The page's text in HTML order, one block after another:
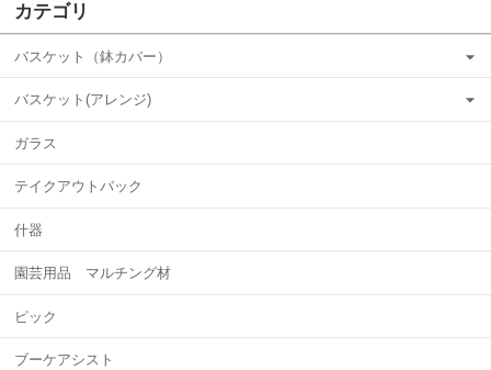
カテゴリ
バスケット（鉢カバー）
バスケット(アレンジ)
ガラス
テイクアウトバック
什器
園芸用品 マルチング材
ピック
ブーケアシスト